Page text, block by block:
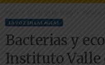
Inicio La Voz en las Aulas
LA VOZ EN LAS AULAS
Bacterias y
Instituto Valle